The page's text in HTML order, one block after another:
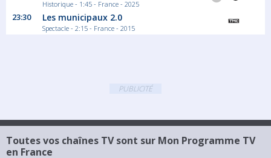
Historique - 1:45 - France - 2025
23:30 Les municipaux 2.0
Spectacle - 2:15 - France - 2015
PUBLICITÉ
Toutes vos chaînes TV sont sur Mon Programme TV
en France